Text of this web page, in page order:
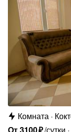
Комната